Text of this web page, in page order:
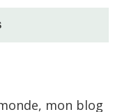
mon blog